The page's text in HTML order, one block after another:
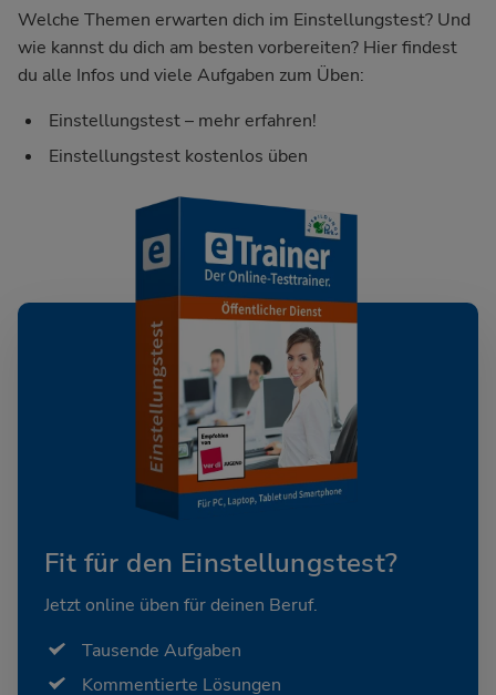
Welche Themen erwarten dich im Einstellungstest? Und
wie kannst du dich am besten vorbereiten? Hier findest
du alle Infos und viele Aufgaben zum Üben:
Einstellungstest – mehr erfahren!
Einstellungstest kostenlos üben
Fit für den Einstellungstest?
Jetzt online üben für deinen Beruf.
Tausende Aufgaben
Kommentierte Lösungen